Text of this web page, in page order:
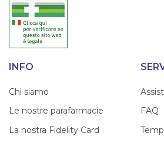
INFO
Chi siamo
Le nostre parafarmacie
La nostra Fidelity Card
FAQ